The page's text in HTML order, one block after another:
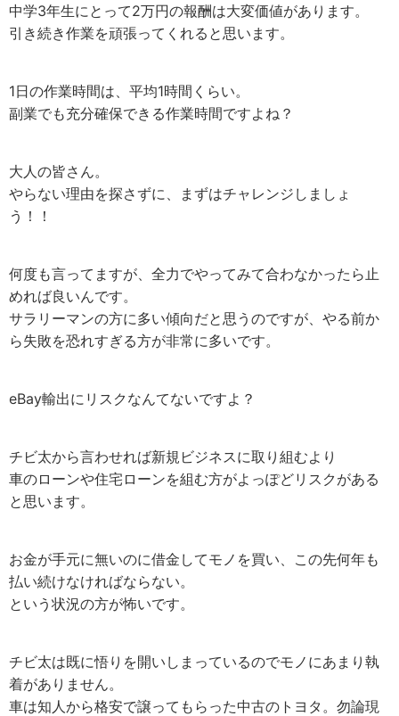
中学3年生にとって2万円の報酬は大変価値があります。
引き続き作業を頑張ってくれると思います。
1日の作業時間は、平均1時間くらい。
副業でも充分確保できる作業時間ですよね？
大人の皆さん。
やらない理由を探さずに、まずはチャレンジしましょ
う！！
何度も言ってますが、全力でやってみて合わなかったら止
めれば良いんです。
サラリーマンの方に多い傾向だと思うのですが、やる前か
ら失敗を恐れすぎる方が非常に多いです。
eBay輸出にリスクなんてないですよ？
チビ太から言わせれば新規ビジネスに取り組むより
車のローンや住宅ローンを組む方がよっぽどリスクがある
と思います。
お金が手元に無いのに借金してモノを買い、この先何年も
払い続けなければならない。
という状況の方が怖いです。
チビ太は既に悟りを開いしまっているのでモノにあまり執
着がありません。
車は知人から格安で譲ってもらった中古のトヨタ。勿論現